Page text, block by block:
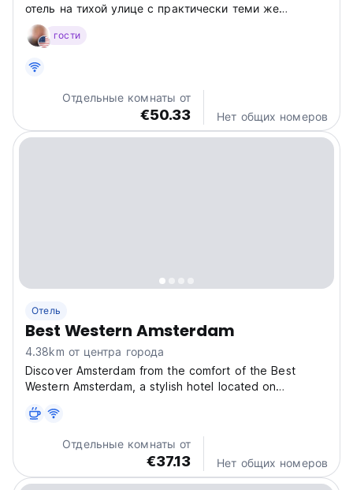
отель на тихой улице с практически теми же
услугами, что и в 3-звездочном отеле...
гости
Отдельные комнаты от
€50.33 Нет общих номеров
Отель
Best Western Amsterdam
4.38km от центра города
Discover Amsterdam from the comfort of the Best
Western Amsterdam, a stylish hotel located on
forthcoming, imagine a cozy retreat after a day
exploring the vibrant city. Think modern comfort and
convenient...Отдельные комнаты от
€37.13 Нет общих номеров